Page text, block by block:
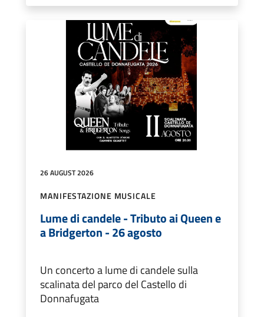
26 AUGUST 2026
MANIFESTAZIONE MUSICALE
Lume di candele - Tributo ai Queen e
a Bridgerton - 26 agosto
Un concerto a lume di candele sulla
scalinata del parco del Castello di
Donnafugata